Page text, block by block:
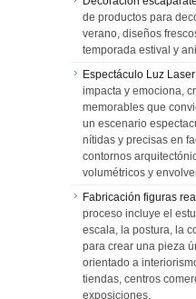
de productos para
verano, diseños
temporada estival y
Espectáculo Luz
impacta y emociona,
memorables que
un escenario
nítidas y precisas en
contornos
volumétricos y
Fabricación figuras
proceso incluye el
escala, la postura, la
para crear una pieza
orientado a
tiendas, centros
exposiciones.